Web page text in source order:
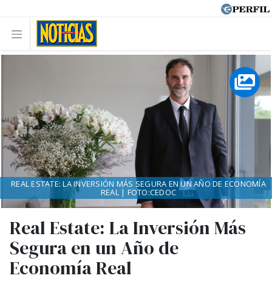
Real Estate: La Inversión Más
Segura en un Año de
Economía Real
REAL ESTATE: LA INVERSIÓN MÁS SEGURA EN UN AÑO DE ECONOMÍA
REAL | FOTO:CEDOC